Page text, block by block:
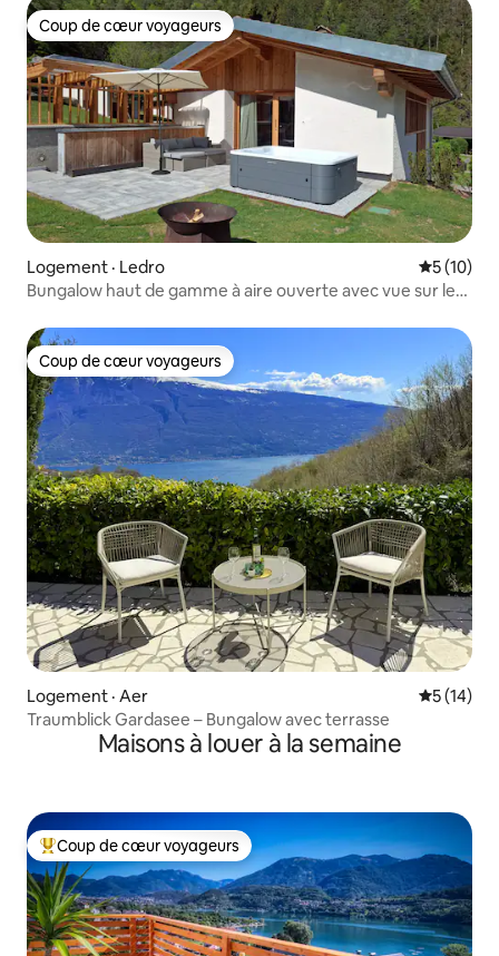
Coup de cœur voyageurs
Coup de cœur voyageurs
Logement · Ledro Note
5 (10)
Bungalow haut de gamme à aire ouverte avec vue sur le
Coup de cœur voyageurs
Coup de cœur voyageurs
Logement · Aer Note
5 (14)
Traumblick Gardasee – Bungalow avec terrasse
Maisons à louer à la semaine
Coup de cœur voyageurs parmi les plus aimés
Coup de cœur voyageurs